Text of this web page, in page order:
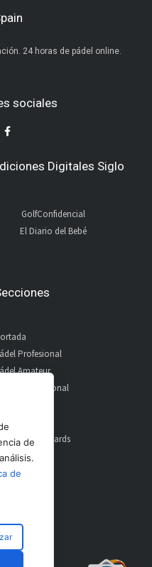
24 horas de pádel online.
sociales
Digitales Siglo
GolfConfidencial
El Diario del Bebé
Profesional
Amateur
Pádel Internacional
Padel Awards
Contacto
PadelSpain
de
de